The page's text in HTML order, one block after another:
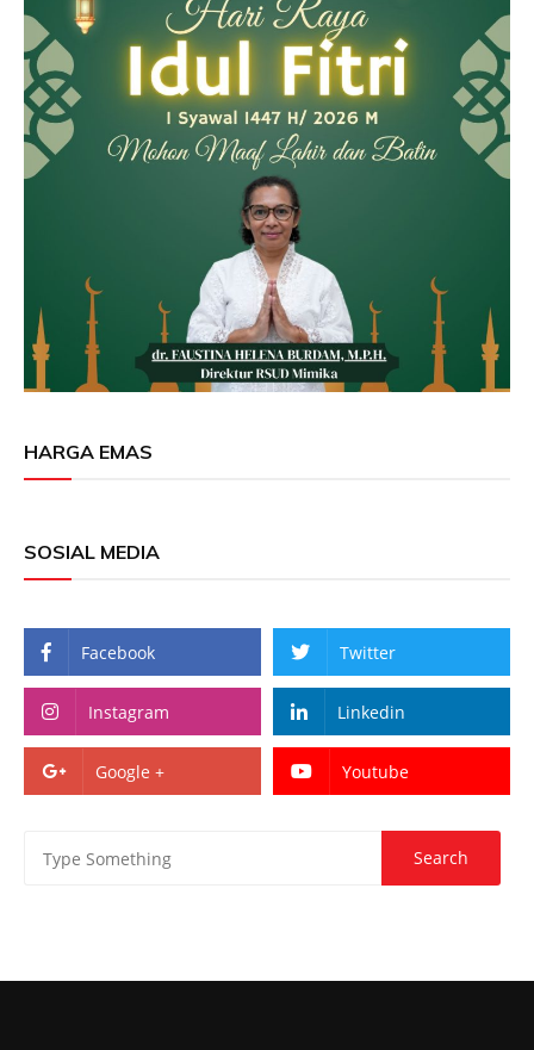
HARGA EMAS
SOSIAL MEDIA
Facebook Twitter
Instagram Linkedin
Google + Youtube